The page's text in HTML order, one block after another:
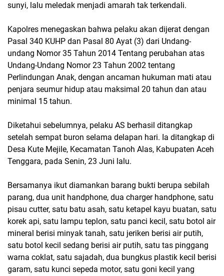
sunyi, lalu meledak menjadi amarah tak terkendali.
Kapolres menegaskan bahwa pelaku akan dijerat dengan
Pasal 340 KUHP dan Pasal 80 Ayat (3) dari Undang-
undang Nomor 35 Tahun 2014 Tentang perubahan atas
Undang-Undang Nomor 23 Tahun 2002 tentang
Perlindungan Anak, dengan ancaman hukuman mati atau
penjara seumur hidup atau maksimal 20 tahun dan atau
minimal 15 tahun.
Diketahui sebelumnya, pelaku AS berhasil ditangkap
setelah sempat buron selama delapan hari. Ia ditangkap di
Desa Kute Mejile, Kecamatan Tanoh Alas, Kabupaten Aceh
Tenggara, pada Senin, 23 Juni lalu.
Bersamanya ikut diamankan barang bukti berupa sebilah
parang, dua unit handphone, dua charger handphone, satu
pisau cutter, satu batu asah, satu ketapel kayu buatan, satu
korek api, satu lampu teplon, satu panci kecil, satu botol air
mineral berisi minyak tanah, satu jeriken berisi air putih,
satu botol kecil sedang berisi air putih, satu tas pinggang
warna coklat, satu sajadah, dua bungkus plastik kecil berisi
garam, satu kunci sepeda motor, satu goni kecil yang